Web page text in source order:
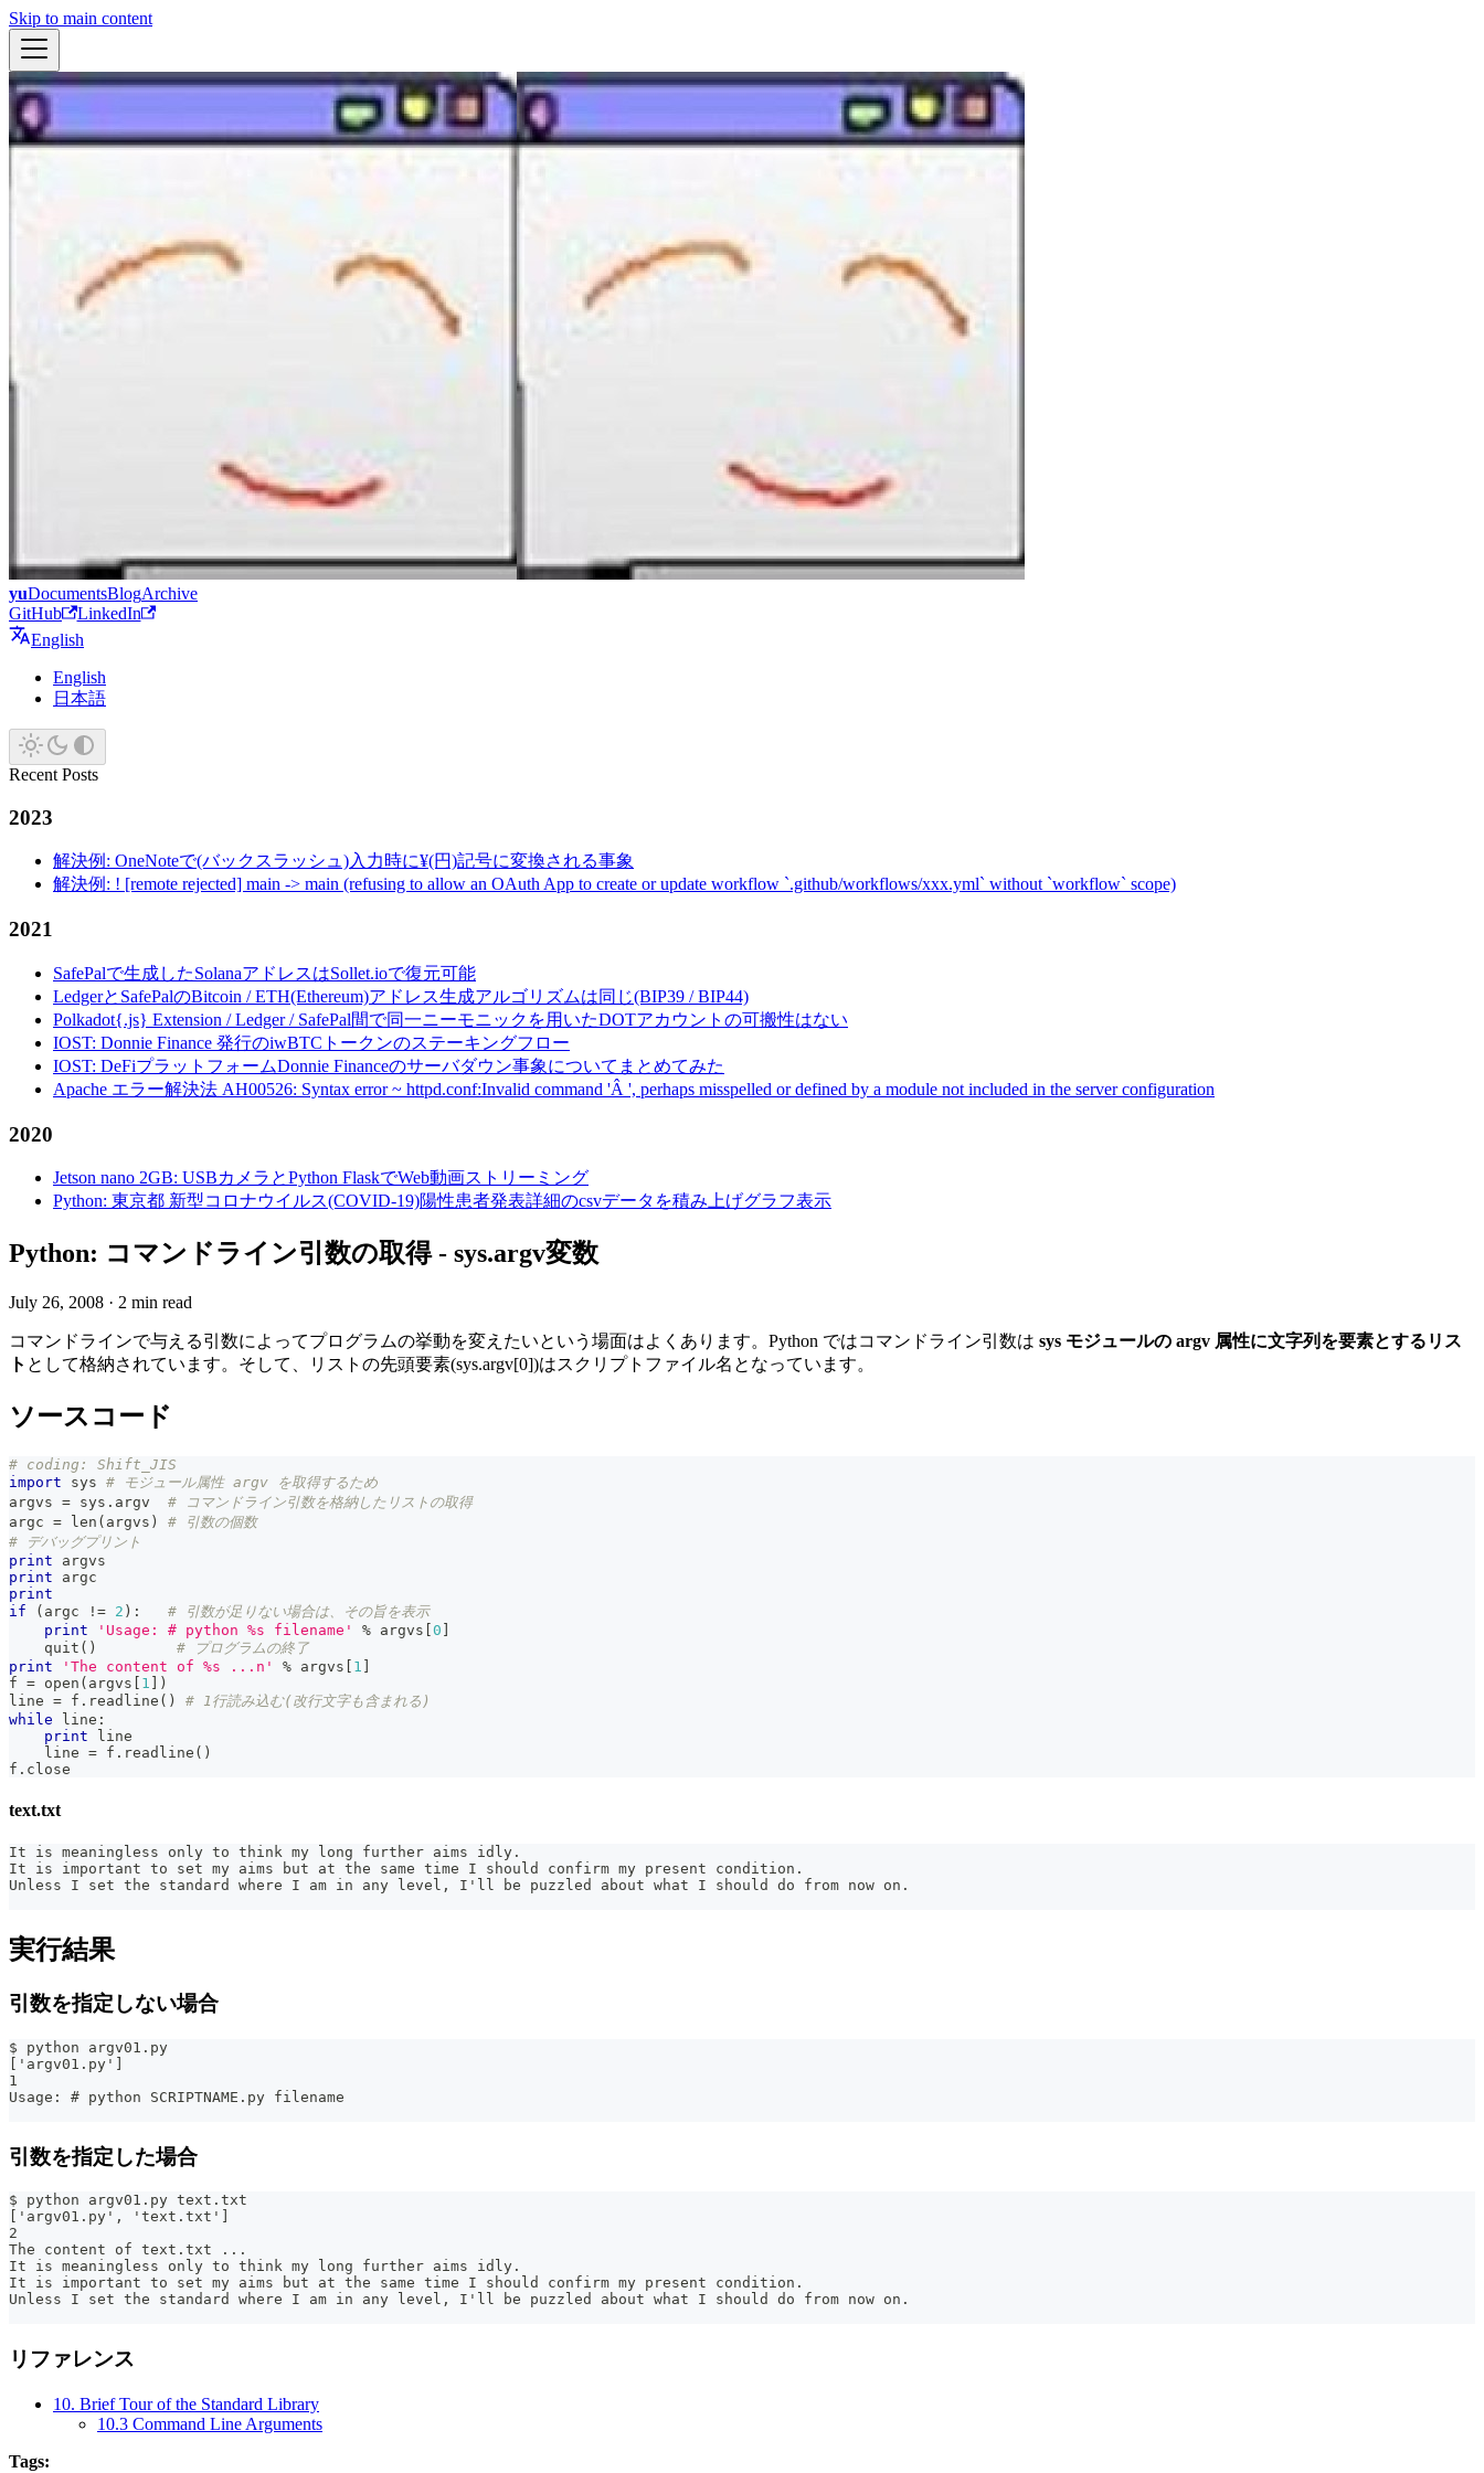
Skip to main content
yuDocumentsBlogArchive
GitHub
LinkedIn
English
English
日本語
Recent Posts
2023
解決例: OneNoteで(バックスラッシュ)入力時に¥(円)記号に変換される事象
解決例: ! [remote rejected] main -> main (refusing to allow an OAuth App to create or update workflow `.github/workflows/xxx.yml` without `workflow` scope)
2021
SafePalで生成したSolanaアドレスはSollet.ioで復元可能
LedgerとSafePalのBitcoin / ETH(Ethereum)アドレス生成アルゴリズムは同じ(BIP39 / BIP44)
Polkadot{.js} Extension / Ledger / SafePal間で同一ニーモニックを用いたDOTアカウントの可搬性はない
IOST: Donnie Finance 発行のiwBTCトークンのステーキングフロー
IOST: DeFiプラットフォームDonnie Financeのサーバダウン事象についてまとめてみた
Apache エラー解決法 AH00526: Syntax error ~ httpd.conf:Invalid command 'Â ', perhaps misspelled or defined by a module not included in the server configuration
2020
Jetson nano 2GB: USBカメラとPython FlaskでWeb動画ストリーミング
Python: 東京都 新型コロナウイルス(COVID-19)陽性患者発表詳細のcsvデータを積み上げグラフ表示
Python: コマンドライン引数の取得 - sys.argv変数
July 26, 2008 · 2 min read
コマンドラインで与える引数によってプログラムの挙動を変えたいという場面はよくあります。Python ではコマンドライン引数は sys モジュールの argv 属性に文字列を要素とするリス
ト として格納されています。そして、リストの先頭要素(sys.argv[0])はスクリプトファイル名となっています。
ソースコード
# coding: Shift_JIS
import sys # モジュール属性 argv を取得するため
argvs = sys . argv # コマンドライン引数を格納したリストの取得
argc = len ( argvs )
# 引数の個数
# デバッグプリント
print argvs
print argc
print
if
( argc != 2 ) :
# 引数が足りない場合は、その旨を表示
print
'Usage: # python %s filename' % argvs 0
    quit
( )
# プログラムの終了
print
'The content of %s ...n' % argvs 1
f = open ( argvs 1
)
line = f . readline ( )
# 1行読み込む(改行文字も含まれる)
while line :
print line
    line
= f . readline ( )
f . close
text.txt
It is meaningless only to think my long further aims idly.
It is important to set my aims but at the same time I should confirm my present condition.
Unless I set the standard where I am in any level, I'll be puzzled about what I should do from now on.
実行結果
引数を指定しない場合
$ python argv01.py
['argv01.py']
1
Usage: # python SCRIPTNAME.py filename
引数を指定した場合
$ python argv01.py text.txt
['argv01.py', 'text.txt']
2
The content of text.txt ...
It is meaningless only to think my long further aims idly.
It is important to set my aims but at the same time I should confirm my present condition.
Unless I set the standard where I am in any level, I'll be puzzled about what I should do from now on.
リファレンス
10. Brief Tour of the Standard Library
10.3 Command Line Arguments
Tags: